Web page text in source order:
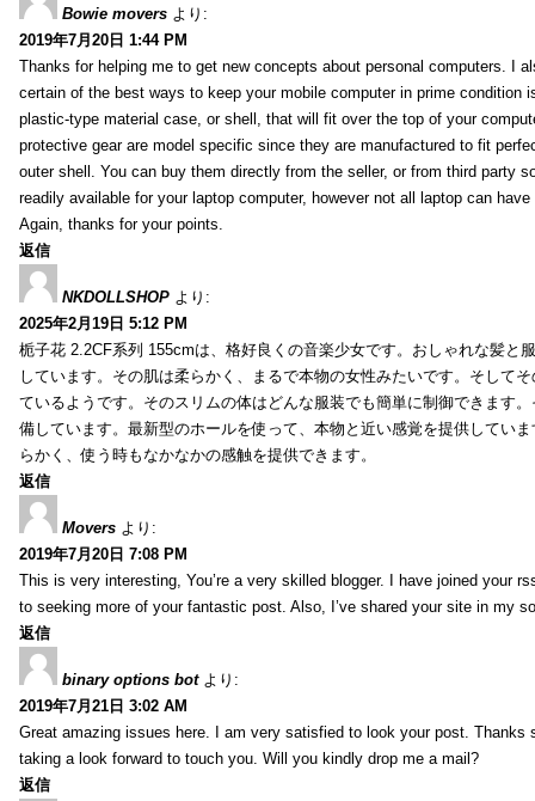
Bowie movers より:
2019年7月20日 1:44 PM
Thanks for helping me to get new concepts about personal computers. I
certain of the best ways to keep your mobile computer in prime condition
plastic-type material case, or shell, that will fit over the top of your
protective gear are model specific since they are manufactured to fit
outer shell. You can buy them directly from the seller, or from third party
readily available for your laptop computer, however not all laptop can
Again, thanks for your points.
返信
NKDOLLSHOP より:
2025年2月19日 5:12 PM
栀子花 2.2CF系列 155cmは、格好良くの音楽少女です。おしゃれな髪と
しています。その肌は柔らかく、まるで本物の女性みたいです。そして
ているようです。そのスリムの体はどんな服装でも簡単に制御できます
備しています。最新型のホールを使って、本物と近い感覚を提供してい
らかく、使う時もなかなかの感触を提供できます。
返信
Movers より:
2019年7月20日 7:08 PM
This is very interesting, You’re a very skilled blogger. I have joined your
to seeking more of your fantastic post. Also, I’ve shared your site in my
返信
binary options bot より:
2019年7月21日 3:02 AM
Great amazing issues here. I am very satisfied to look your post. Thanks
taking a look forward to touch you. Will you kindly drop me a mail?
返信